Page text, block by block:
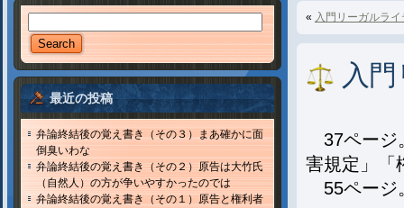
最近の投稿
弁論終結後の覚え書き（その３）まあ確かに面
倒臭いわな
弁論終結後の覚え書き（その２）原告は大竹氏
（自然人）の方が争いやすかったのでは
弁論終結後の覚え書き（その１）原告と権利者
« 入門リーガルラ
入
37ページ
害規定」「
55ページ